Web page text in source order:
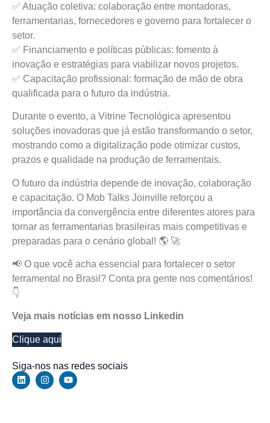
✅ Atuação coletiva: colaboração entre montadoras,
ferramentarias, fornecedores e governo para fortalecer o
setor.
✅ Financiamento e políticas públicas: fomento à
inovação e estratégias para viabilizar novos projetos.
✅ Capacitação profissional: formação de mão de obra
qualificada para o futuro da indústria.
Durante o evento, a Vitrine Tecnológica apresentou
soluções inovadoras que já estão transformando o setor,
mostrando como a digitalização pode otimizar custos,
prazos e qualidade na produção de ferramentais.
O futuro da indústria depende de inovação, colaboração
e capacitação. O Mob Talks Joinville reforçou a
importância da convergência entre diferentes atores para
tornar as ferramentarias brasileiras mais competitivas e
preparadas para o cenário global! 🌎 🚀
📢 O que você acha essencial para fortalecer o setor
ferramental no Brasil? Conta pra gente nos comentários!
👇
Veja mais notícias em nosso Linkedin
Clique aqui
Siga-nos nas redes sociais